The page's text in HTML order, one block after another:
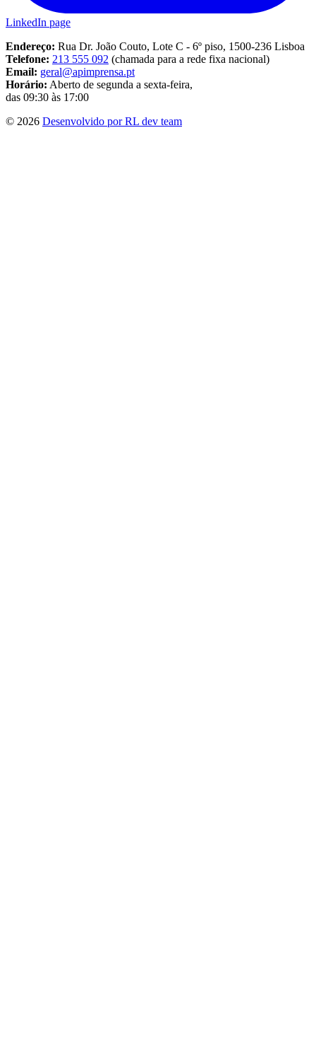
LinkedIn page
Endereço: Rua Dr. João Couto, Lote C - 6º piso, 1500-236 Lisboa
Telefone: 213 555 092 (chamada para a rede fixa nacional)
Email: geral@apimprensa.pt
Horário: Aberto de segunda a sexta-feira,
das 09:30 às 17:00
© 2026 Desenvolvido por RL dev team